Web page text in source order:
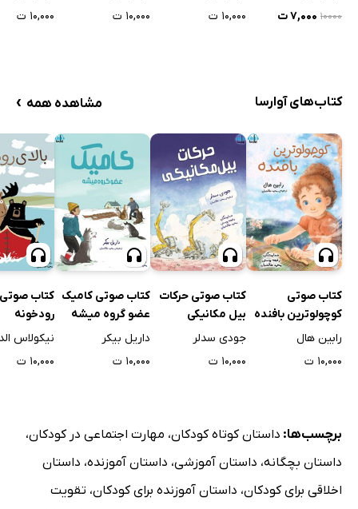
۱۰۰۰۰ ۷,۰۰۰ ت
۱۰,۰۰۰ ت
۱۰,۰۰۰ ت
۱۰,۰۰۰ ت
کتاب‌های آوارسا مشاهده همه ›
کتاب صوتی
کوچولوترین بافنده
رابین هال
۱۰,۰۰۰ ت
کتاب صوتی حرکات
بیل مکانیکی
جودی سدلر
۱۰,۰۰۰ ت
کتاب صوتی کامیک
عضو گروه میشه
داریل بیکر
۱۰,۰۰۰ ت
کتاب صوتی
رودخونه
نیکولاس
۱۰,۰۰۰ ت
برچسب‌ها: داستان کوتاه کودکان، مهارت اجتماعی در کودکان،
داستان بچگانه، داستان آموزشی، داستان آموزنده، داستان
اخلاقی برای کودکان، داستان آموزنده برای کودکان، تقویت